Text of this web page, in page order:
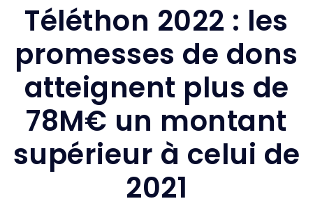
Téléthon 2022 : les
promesses de dons
atteignent plus de
78M€ un montant
supérieur à celui de
2021